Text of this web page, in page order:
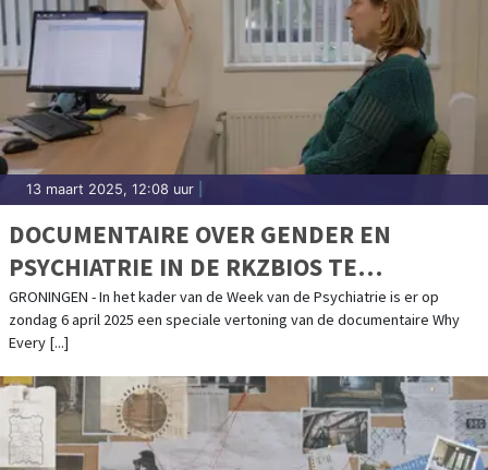
13 maart 2025, 12:08 uur
DOCUMENTAIRE OVER GENDER EN
PSYCHIATRIE IN DE RKZBIOS TE
GRONINGEN
GRONINGEN - In het kader van de Week van de Psychiatrie is er op
zondag 6 april 2025 een speciale vertoning van de documentaire Why
Every [...]